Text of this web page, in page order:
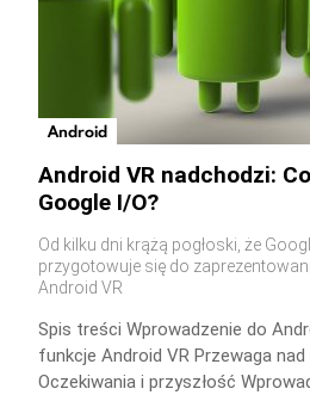
Android
Android VR nadchodzi:
Google I/O?
Od kilku dni krążą pogłoski, że
przygotowuje się do
Android VR
Spis treści Wprowadzenie do
funkcje Android VR Przewaga
Oczekiwania i przyszłość